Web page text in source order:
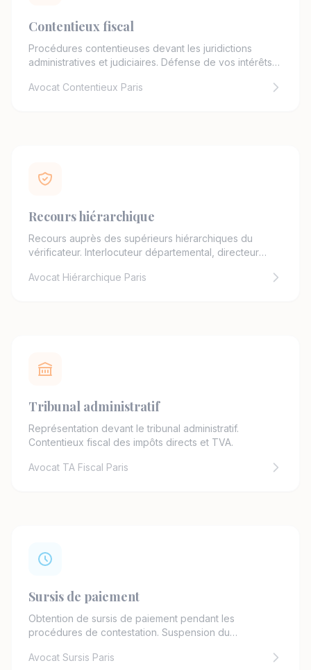
Contentieux fiscal
Procédures contentieuses devant les juridictions
administratives et judiciaires. Défense de vos intérêts
Avocat Contentieux Paris
Recours hiérarchique
Recours auprès des supérieurs hiérarchiques du
vérificateur. Interlocuteur départemental, directeur
Avocat Hiérarchique Paris
Tribunal administratif
Représentation devant le tribunal administratif.
Contentieux fiscal des impôts directs et TVA.
Avocat TA Fiscal Paris
Sursis de paiement
Obtention de sursis de paiement pendant les
procédures de contestation. Suspension du
Avocat Sursis Paris